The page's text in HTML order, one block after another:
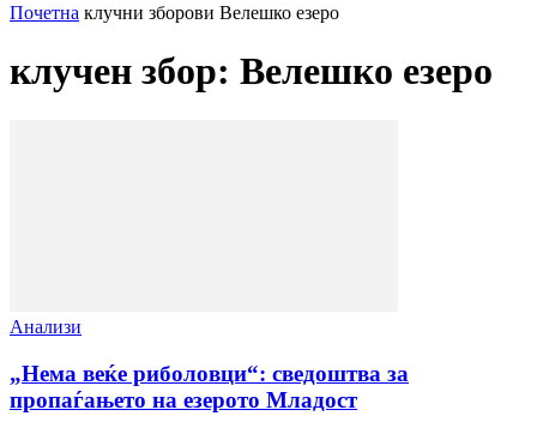
Почетна клучни зборови Велешко езеро
клучен збор: Велешко езеро
Анализи
„Нема веќе риболовци“: сведоштва за
пропаѓањето на езерото Младост